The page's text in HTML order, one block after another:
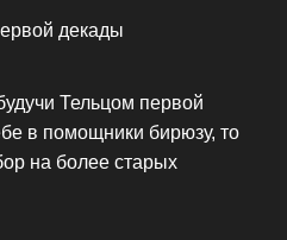
Тельцом первой
в помощники бирюзу, то
на более старых